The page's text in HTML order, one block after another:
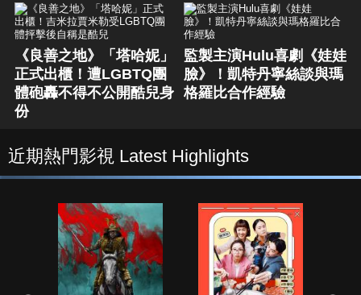
《良善之地》「塔哈妮」
正式出櫃！遭LGBTQ團
體砲轟不得不公開酷兒身
份
監製主演Hulu喜劇《娃娃
臉》！凱特丹寧絲談與瑪
格羅比合作經驗
近期熱門影視 Latest Highlights